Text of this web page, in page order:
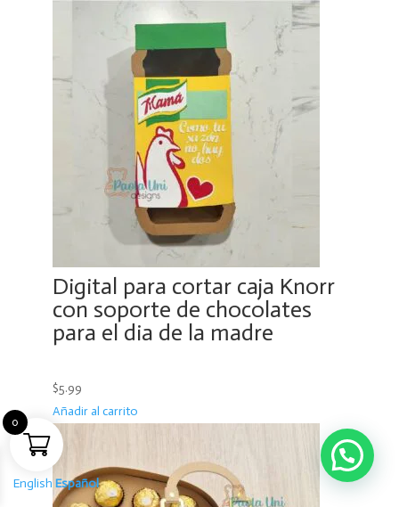
Digital para cortar caja Knorr
con soporte de chocolates
para el dia de la madre
$5.99
Añadir al carrito
English Español
0